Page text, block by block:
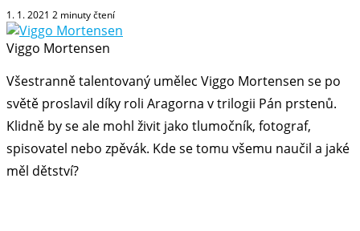
1. 1. 2021 2 minuty čtení
Viggo Mortensen
Všestranně talentovaný umělec Viggo Mortensen se po
světě proslavil díky roli Aragorna v trilogii Pán prstenů.
Klidně by se ale mohl živit jako tlumočník, fotograf,
spisovatel nebo zpěvák. Kde se tomu všemu naučil a jaké
měl dětství?